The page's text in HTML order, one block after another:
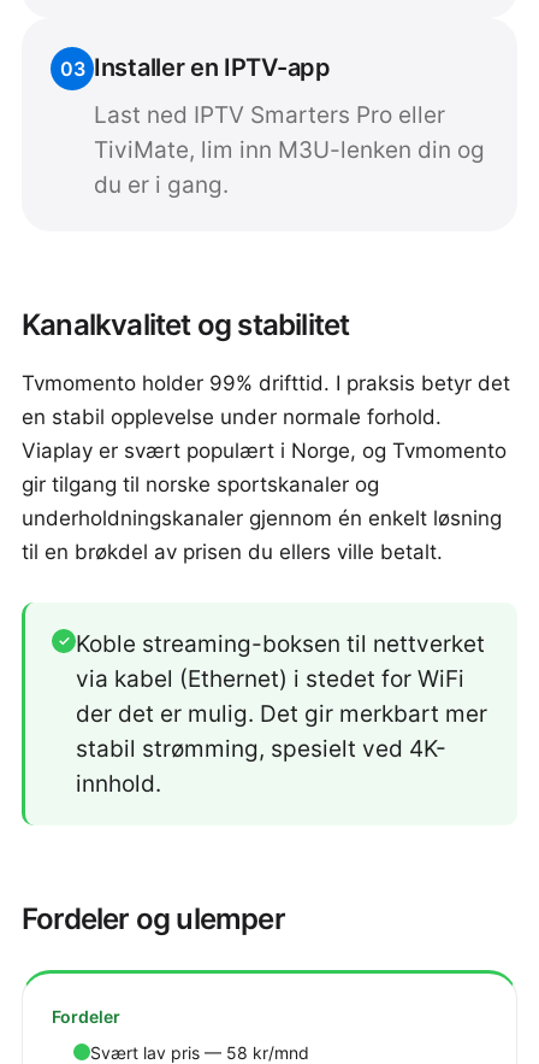
03 Installer en IPTV-app
Last ned IPTV Smarters Pro eller
TiviMate, lim inn M3U-lenken din og
du er i gang.
Kanalkvalitet og stabilitet
Tvmomento holder 99% drifttid. I praksis betyr det
en stabil opplevelse under normale forhold.
Viaplay er svært populært i Norge, og Tvmomento
gir tilgang til norske sportskanaler og
underholdningskanaler gjennom én enkelt løsning
til en brøkdel av prisen du ellers ville betalt.
✓ Koble streaming-boksen til nettverket
via kabel (Ethernet) i stedet for WiFi
der det er mulig. Det gir merkbart mer
stabil strømming, spesielt ved 4K-
innhold.
Fordeler og ulemper
Fordeler
Svært lav pris — 58 kr/mnd